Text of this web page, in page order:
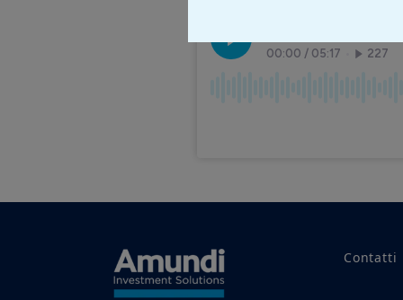
Contatti